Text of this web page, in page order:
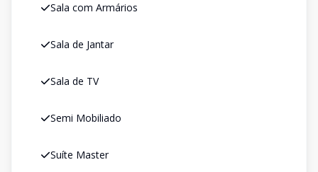
Sala com Armários
Sala de Jantar
Sala de TV
Semi Mobiliado
Suíte Master